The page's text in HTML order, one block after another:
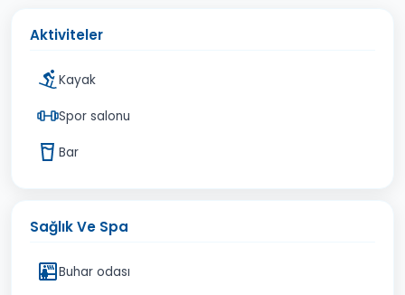
Aktiviteler
Kayak
Spor salonu
Bar
Sağlık Ve Spa
Buhar odası